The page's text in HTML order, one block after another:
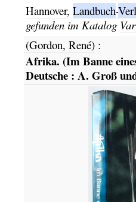
Hannover, Landbuch-
gefunden im Katalog
(Gordon, René):
Afrika. (Im Banne
Deutsche : A. Groß